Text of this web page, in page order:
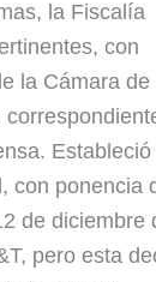
la Fiscalía
con
la Cámara de
Estableció
con ponencia
de diciembre
pero esta